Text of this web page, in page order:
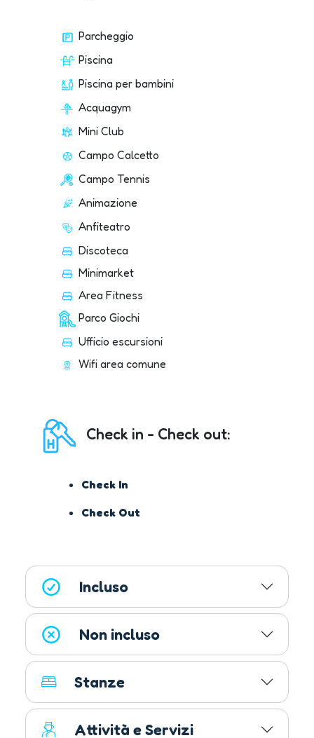
Parcheggio
Piscina
Piscina per bambini
Acquagym
Mini Club
Campo Calcetto
Campo Tennis
Animazione
Anfiteatro
Discoteca
Minimarket
Area Fitness
Parco Giochi
Ufficio escursioni
Wifi area comune
Check in - Check out:
Check In
Check Out
Incluso
Non incluso
Stanze
Attività e Servizi